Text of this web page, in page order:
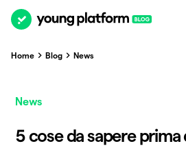
Home Blog News
News
5 cose da sapere